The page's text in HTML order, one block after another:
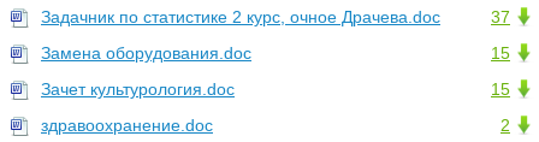
37
Задачник по статистике 2 курс, очное Драчева.doc
15
Замена оборудования.doc
15
Зачет культурология.doc
2
здравоохранение.doc